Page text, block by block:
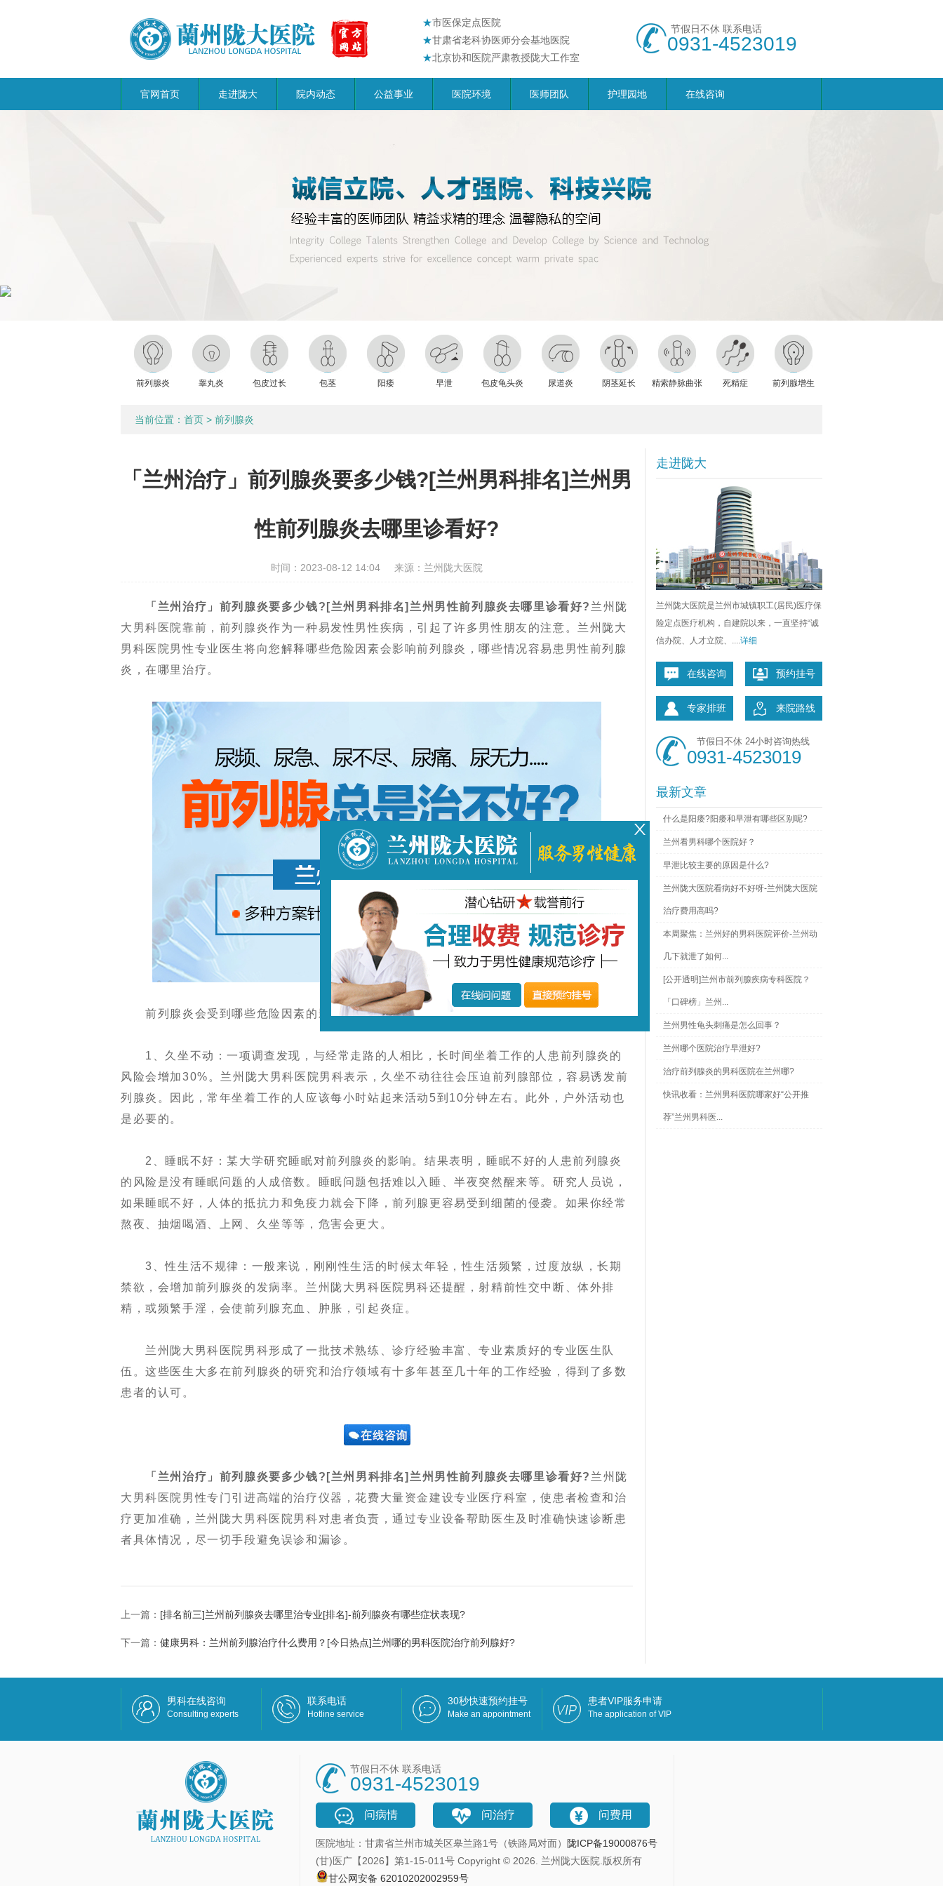
★市医保定点医院
★甘肃省老科协医师分会基地医院
★北京协和医院严肃教授陇大工作室
节假日不休 联系电话
0931-4523019
官网首页 走进陇大 院内动态 公益事业 医院环境 医师团队 护理园地 在线咨询
前列腺炎 睾丸炎 包皮过长 包茎 阳痿 早泄 包皮龟头炎 尿道炎 阴茎延长 精索静脉曲张 死精症 前列腺增生
当前位置： 首页 > 前列腺炎
「兰州治疗」前列腺炎要多少钱?[兰州男科排名]兰州男
性前列腺炎去哪里诊看好?
时间：2023-08-12 14:04 来源：兰州陇大医院
「兰州治疗」前列腺炎要多少钱?[兰州男科排名]兰州男性前列腺炎去哪里诊看好? 兰州陇
大男科医院靠前，前列腺炎作为一种易发性男性疾病，引起了许多男性朋友的注意。兰州陇大
男科医院男性专业医生将向您解释哪些危险因素会影响前列腺炎，哪些情况容易患男性前列腺
炎，在哪里治疗。
前列腺炎会受到哪些危险因素的影响
1、久坐不动：一项调查发现，与经常走路的人相比，长时间坐着工作的人患前列腺炎的
风险会增加30%。兰州陇大男科医院男科表示，久坐不动往往会压迫前列腺部位，容易诱发前
列腺炎。因此，常年坐着工作的人应该每小时站起来活动5到10分钟左右。此外，户外活动也
是必要的。
2、睡眠不好：某大学研究睡眠对前列腺炎的影响。结果表明，睡眠不好的人患前列腺炎
的风险是没有睡眠问题的人成倍数。睡眠问题包括难以入睡、半夜突然醒来等。研究人员说，
如果睡眠不好，人体的抵抗力和免疫力就会下降，前列腺更容易受到细菌的侵袭。如果你经常
熬夜、抽烟喝酒、上网、久坐等等，危害会更大。
3、性生活不规律：一般来说，刚刚性生活的时候太年轻，性生活频繁，过度放纵，长期
禁欲，会增加前列腺炎的发病率。兰州陇大男科医院男科还提醒，射精前性交中断、体外排
精，或频繁手淫，会使前列腺充血、肿胀，引起炎症。
兰州陇大男科医院男科形成了一批技术熟练、诊疗经验丰富、专业素质好的专业医生队
伍。这些医生大多在前列腺炎的研究和治疗领域有十多年甚至几十年的工作经验，得到了多数
患者的认可。
「兰州治疗」前列腺炎要多少钱?[兰州男科排名]兰州男性前列腺炎去哪里诊看好? 兰州陇
大男科医院男性专门引进高端的治疗仪器，花费大量资金建设专业医疗科室，使患者检查和治
疗更加准确，兰州陇大男科医院男科对患者负责，通过专业设备帮助医生及时准确快速诊断患
者具体情况，尽一切手段避免误诊和漏诊。
上一篇： [排名前三]兰州前列腺炎去哪里治专业[排名]-前列腺炎有哪些症状表现?
下一篇： 健康男科：兰州前列腺治疗什么费用？[今日热点]兰州哪的男科医院治疗前列腺好?
走进陇大
兰州陇大医院是兰州市城镇职工(居民)医疗保
险定点医疗机构，自建院以来，一直坚持“诚
信办院、人才立院、....详细
在线咨询 预约挂号
专家排班 来院路线
节假日不休 24小时咨询热线
0931-4523019
最新文章
什么是阳痿?阳痿和早泄有哪些区别呢?
兰州看男科哪个医院好？
早泄比较主要的原因是什么?
兰州陇大医院看病好不好呀-兰州陇大医院
治疗费用高吗?
本周聚焦：兰州好的男科医院评价-兰州动
几下就泄了如何...
[公开透明]兰州市前列腺疾病专科医院？
「口碑榜」兰州...
兰州男性龟头刺痛是怎么回事？
兰州哪个医院治疗早泄好?
治疗前列腺炎的男科医院在兰州哪?
快讯收看：兰州男科医院哪家好“公开推
荐”兰州男科医...
男科在线咨询
Consulting experts
联系电话
Hotline service
30秒快速预约挂号
Make an appointment
患者VIP服务申请
The application of VIP
节假日不休 联系电话
0931-4523019
问病情 问治疗 问费用
医院地址：甘肃省兰州市城关区皋兰路1号（铁路局对面）
陇ICP备19000876号
(甘)医广【2026】第1-15-011号 Copyright © 2026. 兰州陇大医院.版权所有
甘公网安备 62010202002959号